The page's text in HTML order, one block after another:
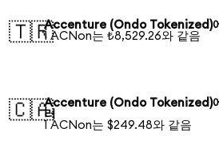
🇹🇷Accenture (Ondo Tokenized)
1 ACNon는 ₺8,529.26와 같음
🇨🇦Accenture (Ondo Tokenized)
러
1 ACNon는 $249.48와 같음